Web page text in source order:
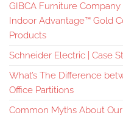
GIBCA Furniture
Indoor Advantage™ Gold
Products
Schneider Electric | Case
What’s The Difference
Office Partitions
Common Myths About